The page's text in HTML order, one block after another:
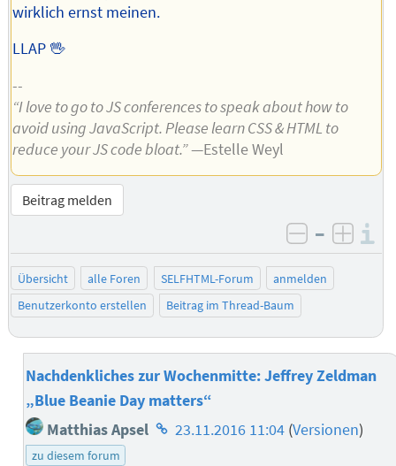
wirklich ernst meinen.
LLAP 🖖
--
“I love to go to JS conferences to speak about how to
avoid using JavaScript. Please learn CSS & HTML to
reduce your JS code bloat.”—Estelle Weyl
Beitrag melden
negativ
–
Übersicht alle Foren SELFHTML-Forum
anmelden
Benutzerkonto erstellen
Beitrag im Thread-Baum
Nachdenkliches zur Wochenmitte: Jeffrey Zeldman
„Blue Beanie Day matters“
Matthias Apsel Homepage
23.11.2016 11:04 (Versionen)
zu diesem forum